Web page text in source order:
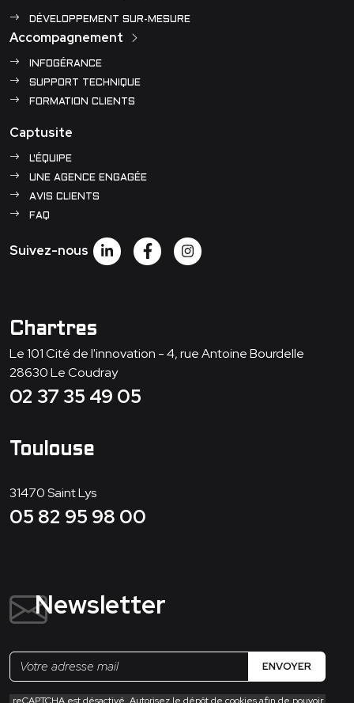
DÉVELOPPEMENT SUR-MESURE
Accompagnement
INFOGÉRANCE
SUPPORT TECHNIQUE
FORMATION CLIENTS
Captusite
L'ÉQUIPE
UNE AGENCE ENGAGÉE
AVIS CLIENTS
FAQ
Suivez-nous
Chartres
Le 101 Cité de l'innovation - 4, rue Antoine Bourdelle
28630Le Coudray
02 37 35 49 05
Toulouse
31470Saint Lys
05 82 95 98 00
Newsletter
ENVOYER
reCAPTCHA est désactivé. Autorisez le dépôt de cookies afin de pouvoir